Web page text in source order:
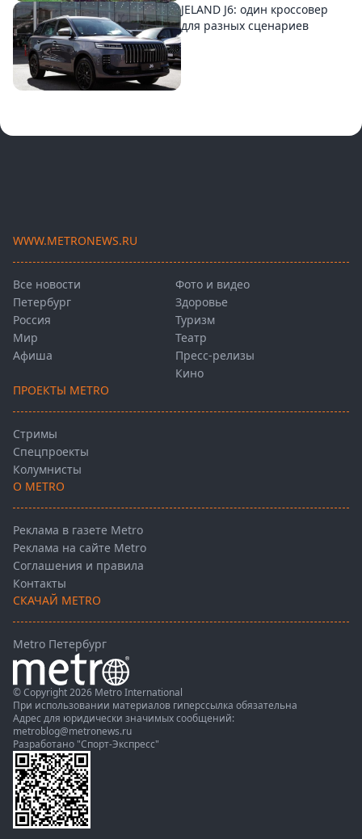
JELAND J6: один кроссовер
для разных сценариев
WWW.METRONEWS.RU
Все новости
Петербург
Россия
Мир
Афиша
Фото и видео
Здоровье
Туризм
Театр
Пресс-релизы
Кино
ПРОЕКТЫ METRO
Стримы
Спецпроекты
Колумнисты
О METRO
Реклама в газете Metro
Реклама на сайте Metro
Соглашения и правила
Контакты
СКАЧАЙ METRO
Metro Петербург
© Copyright 2026 Metro International
При использовании материалов гиперссылка обязательна
Адрес для юридически значимых сообщений:
metroblog@metronews.ru
Разработано "Спорт-Экспресс"